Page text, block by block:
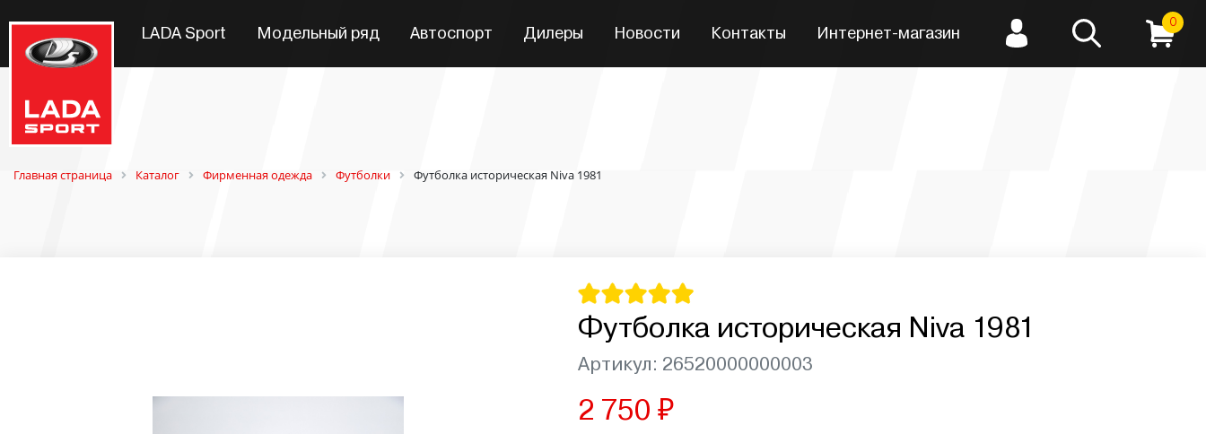
LADA Sport Модельный ряд Автоспорт Дилеры Новости Контакты Интернет-магазин
0
Главная страница Каталог Фирменная одежда Футболки Футболка историческая Niva 1981
Футболка историческая Niva 1981
Артикул: 26520000000003
2 750 ₽